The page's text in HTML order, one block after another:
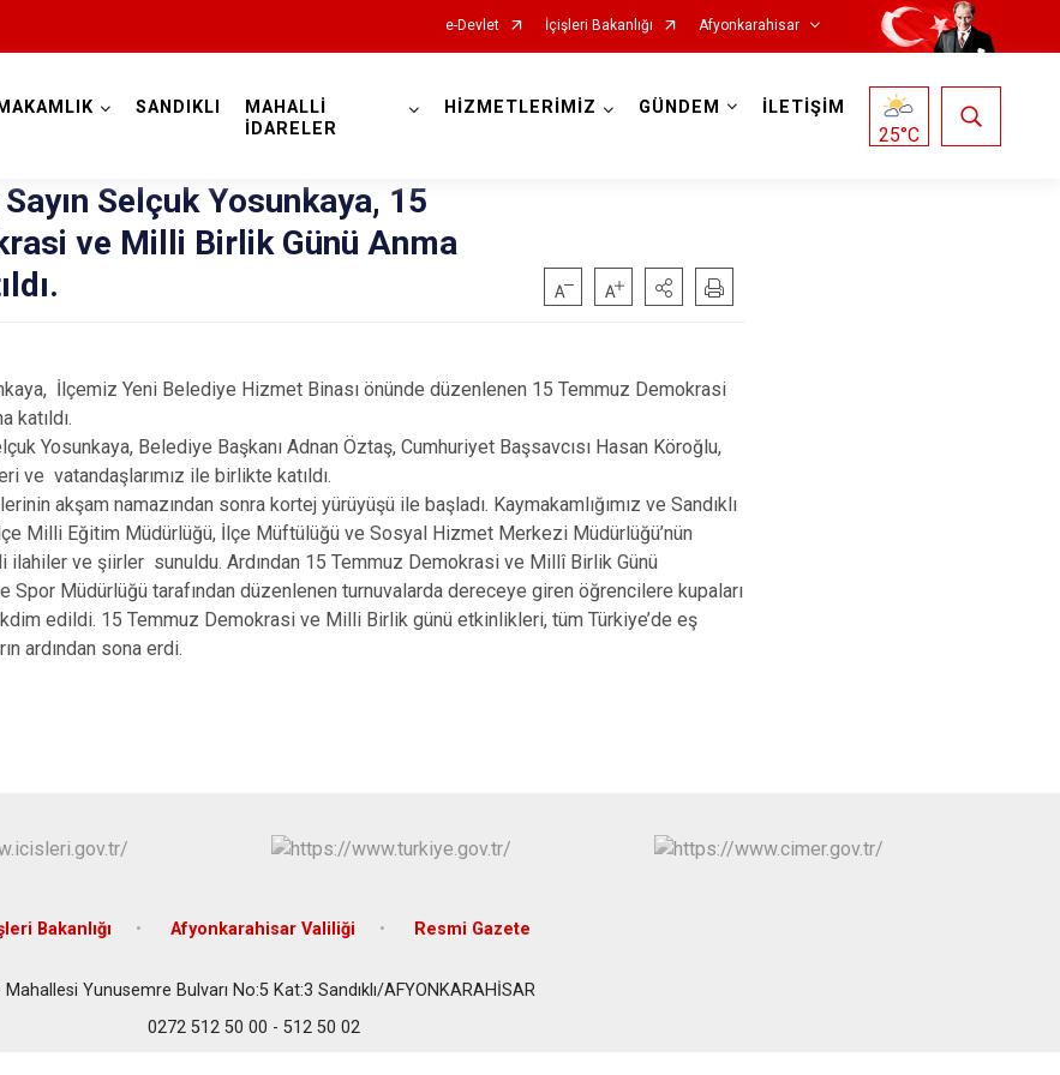
e-Devlet İçişleri Bakanlığı Afyonkarahisar
Afyonkarahisar
Bayat
Çay
Çobanlar
Dazkırı
Dinar
Emirdağ
İhsaniye
Kızılören
Sandıklı
Sultandağı
Sinanpaşa
SANDIKLI
MAHALLİ
İDARELER
HİZMETLERİMİZ GÜNDEM İLETİŞİM
25°C
Selçuk Yosunkaya, 15
ve Milli Birlik Günü Anma
İlçemiz Yeni Belediye Hizmet Binası önünde düzenlenen 15 Temmuz Demokrasi
katıldı.
Yosunkaya, Belediye Başkanı Adnan Öztaş, Cumhuriyet Başsavcısı Hasan Köroğlu,
ve vatandaşlarımız ile birlikte katıldı.
akşam namazından sonra kortej yürüyüşü ile başladı. Kaymakamlığımız ve Sandıklı
Milli Eğitim Müdürlüğü, İlçe Müftülüğü ve Sosyal Hizmet Merkezi Müdürlüğü’nün
ilahiler ve şiirler sunuldu. Ardından 15 Temmuz Demokrasi ve Millî Birlik Günü
Spor Müdürlüğü tarafından düzenlenen turnuvalarda dereceye giren öğrencilere kupaları
edildi. 15 Temmuz Demokrasi ve Milli Birlik günü etkinlikleri, tüm Türkiye’de eş
ardından sona erdi.
Bakanlığı Afyonkarahisar Valiliği Resmi Gazete
Mahallesi Yunusemre Bulvarı No:5 Kat:3 Sandıklı/AFYONKARAHİSAR
0272 512 50 00 - 512 50 02